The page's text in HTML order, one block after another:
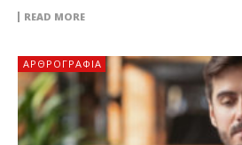
READ MORE
ΑΡΘΡΟΓΡΑΦΊΑ